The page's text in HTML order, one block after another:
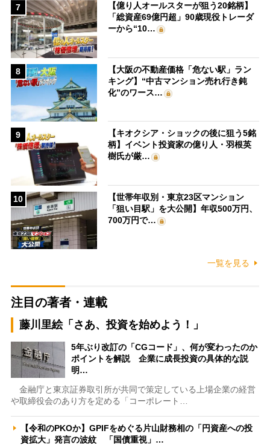
7
【億り人オールスターが狙う20銘柄】
「総資産69億円超」90歳現役トレーダ
ーから“10…
8
【大阪の不動産価格「危ない駅」ラン
キング】“中古マンション売れ行き鈍
化”のワース…
9
【キオクシア・ショックの後に狙う5銘
柄】イベント投資家の億り人・羽根英
樹氏が厳…
10
【世帯年収別・東京23区マンション
「狙い目駅」を大公開】年収500万円、
700万円で…
一覧を見る
注目の著者・連載
藤川里絵「さあ、投資を始めよう！」
5年ぶり改訂の「CGコード」、何が変わったのか
ポイントを解説 企業に成長投資の具体的な説
明…
金融庁と東京証券取引所が共同で策定している上場企業の経営
や取締役会のあり方を定める「コーポレート…
【令和のPKOか】GPIFをめぐる片山財務相の「円資産への投
資拡大」発言の波紋 「国債重視」…